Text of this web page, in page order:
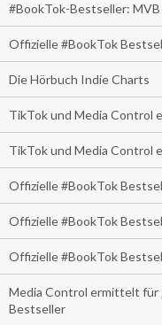
#BookTok-Bestseller:
Offizielle #BookTok
Die Hörbuch Indie Charts
TikTok und Media Control
TikTok und Media Control
Offizielle #BookTok
Offizielle #BookTok
Offizielle #BookTok
Media Control ermittelt für
Bestseller